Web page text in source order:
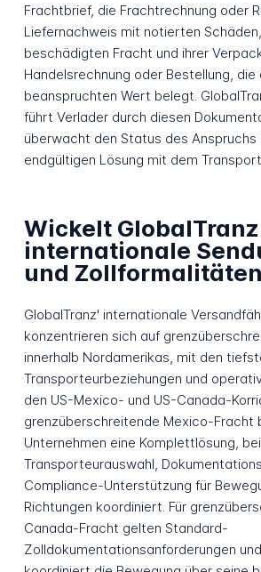
Frachtbrief, die Frachtrechnung oder
Liefernachweis mit notierten
beschädigten Fracht und ihrer
Handelsrechnung oder Bestellung, die
beanspruchten Wert belegt.
führt Verlader durch diesen
überwacht den Status des Anspruchs
endgültigen Lösung mit dem
Wickelt GlobalTranz
internationale
und
GlobalTranz' internationale
konzentrieren sich auf
innerhalb Nordamerikas, mit den
Transporteurbeziehungen und
den US-Mexico- und US-Canada-
grenzüberschreitende Mexico-Fracht
Unternehmen eine Komplettlösung,
Transporteurauswahl,
Compliance-Unterstützung für
Richtungen koordiniert. Für
Canada-Fracht gelten Standard-
Zolldokumentationsanforderungen